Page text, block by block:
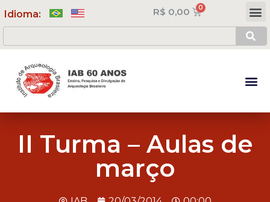
Idioma: R$ 0,00
II Turma – Aulas de
março